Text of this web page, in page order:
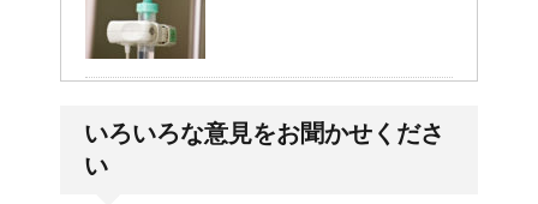
くれない・・そんなこと
いろいろな意見をお聞かせくださ
い